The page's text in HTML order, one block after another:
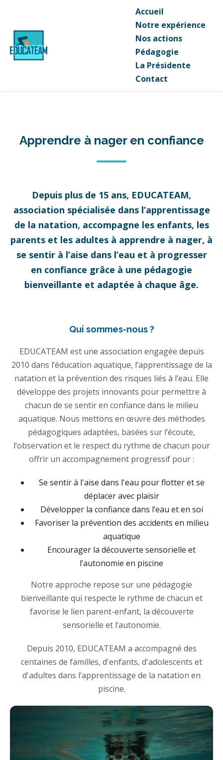
Accueil
Notre expérience
Nos actions
Pédagogie
La Présidente
Contact
Apprendre à nager en confiance
Depuis plus de 15 ans, EDUCATEAM,
association spécialisée dans l’apprentissage
de la natation, accompagne les enfants, les
parents et les adultes à apprendre à nager, à
se sentir à l’aise dans l’eau et à progresser
en confiance grâce à une pédagogie
bienveillante et adaptée à chaque âge.
Qui sommes-nous ?
EDUCATEAM est une association engagée depuis
2010 dans l’éducation aquatique, l’apprentissage de la
natation et la prévention des risques liés à l’eau. Elle
développe des projets innovants pour permettre à
chacun de se sentir en confiance dans le milieu
aquatique. Nous mettons en œuvre des méthodes
pédagogiques adaptées, basées sur l’écoute,
l’observation et le respect du rythme de chacun pour
offrir un accompagnement progressif pour :
Se sentir à l'aise dans l'eau pour flotter et se
déplacer avec plaisir
Développer la confiance dans l’eau et en soi
Favoriser la prévention des accidents en milieu
aquatique
Encourager la découverte sensorielle et
l’autonomie en piscine
Notre approche repose sur une pédagogie
bienveillante qui respecte le rythme de chacun et
favorise le lien parent-enfant, la découverte
sensorielle et l’autonomie.
Depuis 2010, EDUCATEAM a accompagné des
centaines de familles, d'enfants, d'adolescents et
d'adultes dans l’apprentissage de la natation en
piscine.